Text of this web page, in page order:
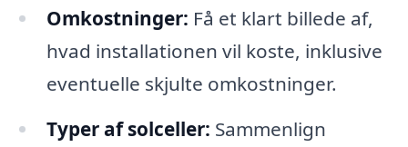
Omkostninger: Få et klart billede af,
hvad installationen vil koste, inklusive
eventuelle skjulte omkostninger.
Typer af solceller: Sammenlign